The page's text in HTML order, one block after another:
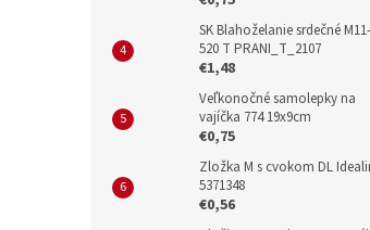
SK Blahoželanie srdečné M11-
520 T PRANI_T_2107
€1,48
Veľkonočné samolepky na
vajíčka 774 19x9cm
€0,75
Zložka M s cvokom DL
5371348
€0,56